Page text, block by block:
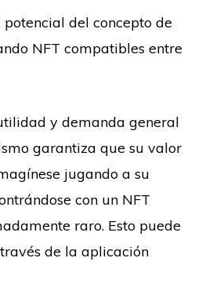
del concepto de
NFT compatibles entre
y demanda general
garantiza que su valor
jugando a su
con un NFT
raro. Esto puede
de la aplicación